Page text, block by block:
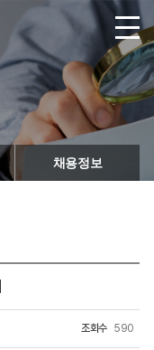
채용정보
조회수 590